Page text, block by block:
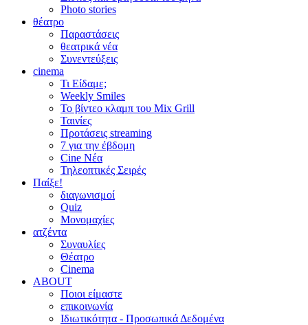
Photo stories
θέατρο
Παραστάσεις
θεατρικά νέα
Συνεντεύξεις
cinema
Τι Είδαμε;
Weekly Smiles
Το βίντεο κλαμπ του Mix Grill
Ταινίες
Προτάσεις streaming
7 για την έβδομη
Cine Νέα
Τηλεοπτικές Σειρές
Παίξε!
διαγωνισμοί
Quiz
Μονομαχίες
ατζέντα
Συναυλίες
Θέατρο
Cinema
ABOUT
Ποιοι είμαστε
επικοινωνία
Ιδιωτικότητα - Προσωπικά Δεδομένα